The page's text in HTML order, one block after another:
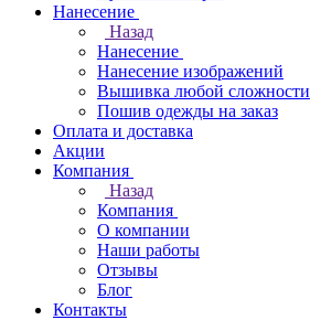
Нанесение
Назад
Нанесение
Нанесение изображений
Вышивка любой сложности
Пошив одежды на заказ
Оплата и доставка
Акции
Компания
Назад
Компания
О компании
Наши работы
Отзывы
Блог
Контакты